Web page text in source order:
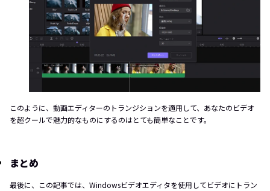
このように、動画エディターのトランジションを適用して、あなたのビデオ
を超クールで魅力的なものにするのはとても簡単なことです。
まとめ
最後に、この記事では、Windowsビデオエディタを使用してビデオにトラン